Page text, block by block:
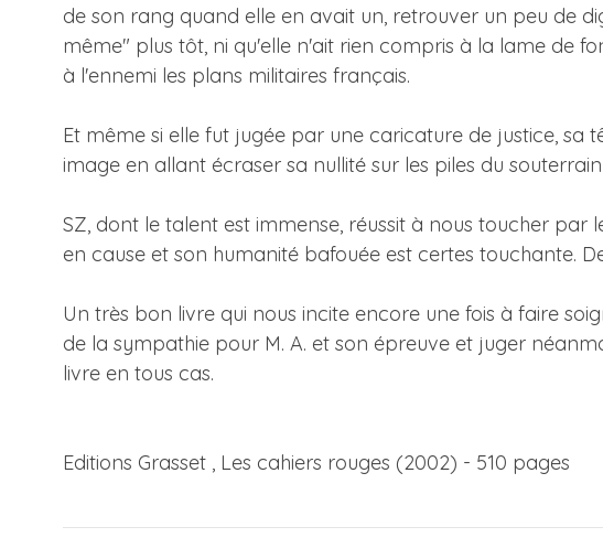
de son rang quand elle en avait un, retrouver un peu de
même" plus tôt, ni qu'elle n'ait rien compris à la lame de
à l'ennemi les plans militaires français.
Et même si elle fut jugée par une caricature de justice,
image en allant écraser sa nullité sur les piles du
SZ, dont le talent est immense, réussit à nous toucher
en cause et son humanité bafouée est certes touchante.
Un très bon livre qui nous incite encore une fois à faire
de la sympathie pour M. A. et son épreuve et juger
livre en tous cas.
Editions Grasset , Les cahiers rouges (2002) - 510 pages